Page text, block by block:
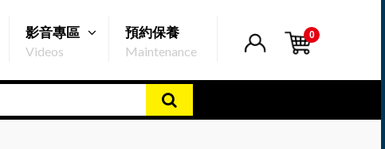
0
影音專區
Videos
預約保養
Maintenance